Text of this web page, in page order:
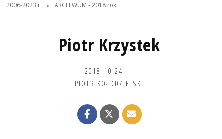
2006-2023 r.
» ARCHIWUM - 2018 rok
Piotr Krzystek
2018-10-24
PIOTR KOŁODZIEJSKI